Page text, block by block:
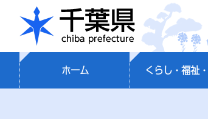
千葉県
ホーム くらし・福祉